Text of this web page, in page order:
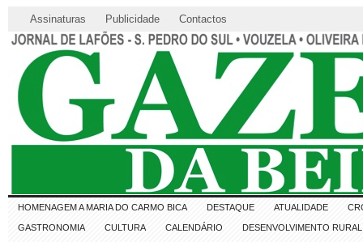
Assinaturas Publicidade Contactos
HOMENAGEM A MARIA DO CARMO BICA DESTAQUE ATUALIDADE
GASTRONOMIA CULTURA CALENDÁRIO DESENVOLVIMENTO RURAL